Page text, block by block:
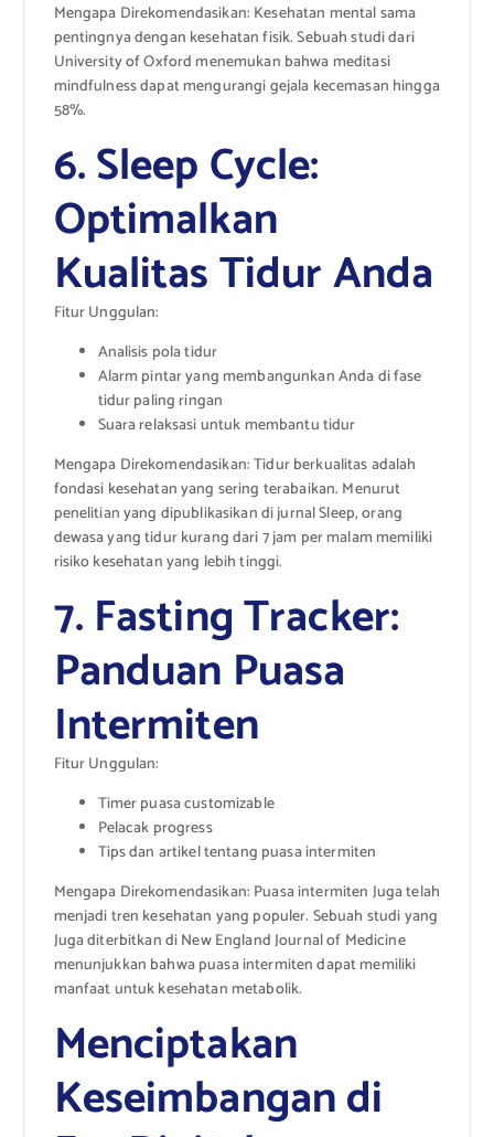
Mengapa Direkomendasikan: Kesehatan mental sama
pentingnya dengan kesehatan fisik. Sebuah studi dari
University of Oxford menemukan bahwa meditasi
mindfulness dapat mengurangi gejala kecemasan hingga
58%.
6. Sleep Cycle:
Optimalkan
Kualitas Tidur Anda
Fitur Unggulan:
Analisis pola tidur
Alarm pintar yang membangunkan Anda di fase
tidur paling ringan
Suara relaksasi untuk membantu tidur
Mengapa Direkomendasikan: Tidur berkualitas adalah
fondasi kesehatan yang sering terabaikan. Menurut
penelitian yang dipublikasikan di jurnal Sleep, orang
dewasa yang tidur kurang dari 7 jam per malam memiliki
risiko kesehatan yang lebih tinggi.
7. Fasting Tracker:
Panduan Puasa
Intermiten
Fitur Unggulan:
Timer puasa customizable
Pelacak progress
Tips dan artikel tentang puasa intermiten
Mengapa Direkomendasikan: Puasa intermiten Juga telah
menjadi tren kesehatan yang populer. Sebuah studi yang
Juga diterbitkan di New England Journal of Medicine
menunjukkan bahwa puasa intermiten dapat memiliki
manfaat untuk kesehatan metabolik.
Menciptakan
Keseimbangan di